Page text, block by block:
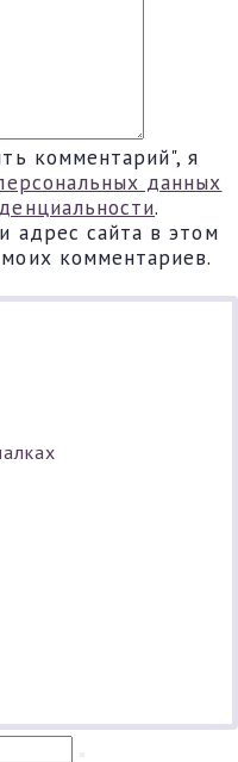
комментарий", я
данных
.
адрес сайта в этом
комментариев.